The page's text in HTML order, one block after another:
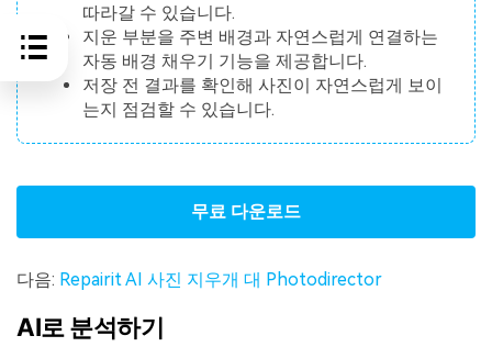
따라갈 수 있습니다.
지운 부분을 주변 배경과 자연스럽게 연결하는
자동 배경 채우기 기능을 제공합니다.
저장 전 결과를 확인해 사진이 자연스럽게 보이
는지 점검할 수 있습니다.
무료 다운로드
다음: Repairit AI 사진 지우개 대 Photodirector
AI로 분석하기